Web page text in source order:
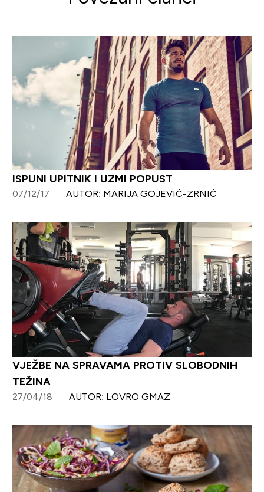
ISPUNI UPITNIK I UZMI POPUST
07/12/17 AUTOR: MARIJA GOJEVIĆ-ZRNIĆ
VJEŽBE NA SPRAVAMA PROTIV SLOBODNIH
TEŽINA
27/04/18 AUTOR: LOVRO GMAZ